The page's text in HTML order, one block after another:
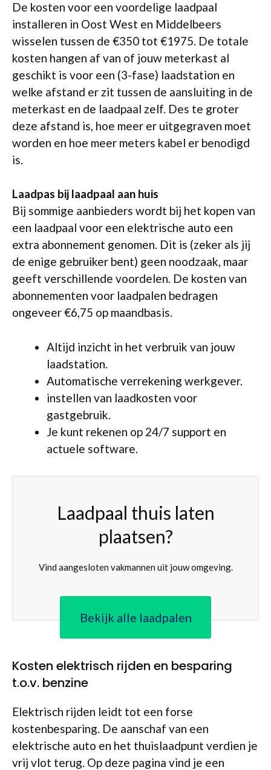
De kosten voor een voordelige laadpaal
installeren in Oost West en Middelbeers
wisselen tussen de €350 tot €1975. De totale
kosten hangen af van of jouw meterkast al
geschikt is voor een (3-fase) laadstation en
welke afstand er zit tussen de aansluiting in de
meterkast en de laadpaal zelf. Des te groter
deze afstand is, hoe meer er uitgegraven moet
worden en hoe meer meters kabel er benodigd
is.
Laadpas bij laadpaal aan huis
Bij sommige aanbieders wordt bij het kopen van
een laadpaal voor een elektrische auto een
extra abonnement genomen. Dit is (zeker als jij
de enige gebruiker bent) geen noodzaak, maar
geeft verschillende voordelen. De kosten van
abonnementen voor laadpalen bedragen
ongeveer €6,75 op maandbasis.
Altijd inzicht in het verbruik van jouw
laadstation.
Automatische verrekening werkgever.
instellen van laadkosten voor
gastgebruik.
Je kunt rekenen op 24/7 support en
actuele software.
Laadpaal thuis laten
plaatsen?
Vind aangesloten vakmannen uit jouw omgeving.
Bekijk alle laadpalen
Kosten elektrisch rijden en besparing
t.o.v. benzine
Elektrisch rijden leidt tot een forse
kostenbesparing. De aanschaf van een
elektrische auto en het thuislaadpunt verdien je
vrij vlot terug. Op deze pagina vind je een